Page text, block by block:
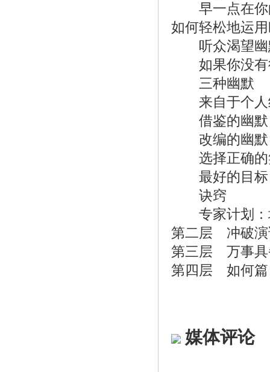
早一点在你
如何轻松地运
听众渴望幽
如果你没有
三种幽默
来自于个人
借鉴的幽默
改编的幽默
选择正确的
最好的目标
诀窍
专家计划：
第二层 冲破演
第三层 万事具
第四层 如何篇
媒体评论